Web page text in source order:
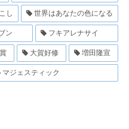
し 世界はあなたの色になる
ン フキアレナサイ
大賀好修 増田隆宣
マジェスティック